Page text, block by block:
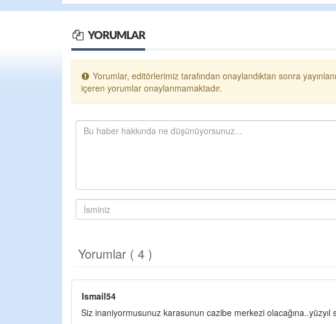
YORUMLAR
Yorumlar, editörlerimiz tarafından onaylandıktan sonra
içeren yorumlar onaylanmamaktadır.
Yorumlar ( 4 )
Ismail54
Siz inaniyormusunuz karasunun cazibe merkezi olacağına..yüzyıl